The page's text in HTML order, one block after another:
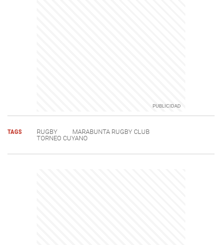
TAGS RUGBY
MARABUNTA RUGBY CLUB
TORNEO CUYANO